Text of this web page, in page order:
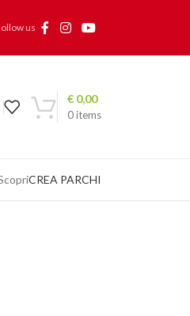
us
0items
€ 0,00
CREA PARCHI